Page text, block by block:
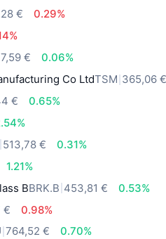
€
0.29%
€
0.06%
Co LtdTSM 365,06
€
0.65%
513,78 €
0.31%
1.21%
BBRK.B 453,81 €
0.53%
€
0.98%
764,52 €
0.70%